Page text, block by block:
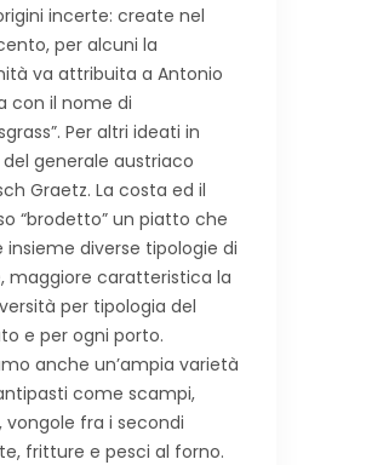
incerte: create nel
per alcuni la
va attribuita a Antonio
con il nome di
Per altri ideati in
generale austriaco
Graetz. La costa ed il
“brodetto” un piatto che
diverse tipologie di
maggiore caratteristica la
per tipologia del
e per ogni porto.
anche un’ampia varietà
come scampi,
vongole fra i secondi
fritture e pesci al forno.